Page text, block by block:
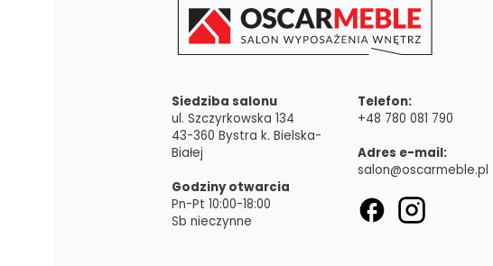
Siedziba salonu
ul. Szczyrkowska 134
43-360 Bystra k. Bielska-
Białej
Godziny otwarcia
Pn-Pt 10:00-18:00
Sb nieczynne
Telefon:
+48 780 081 790
Adres e-mail:
salon@oscarmeble.pl